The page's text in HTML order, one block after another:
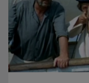
CONCACAF respinge